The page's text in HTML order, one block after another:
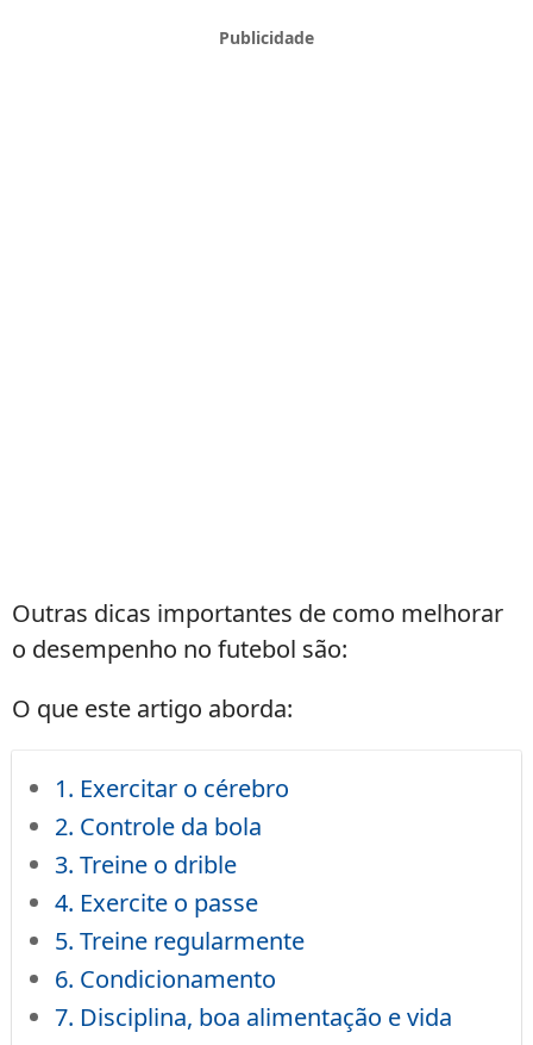
Outras dicas importantes de como melhorar
o desempenho no futebol são:
O que este artigo aborda:
1. Exercitar o cérebro
2. Controle da bola
3. Treine o drible
4. Exercite o passe
5. Treine regularmente
6. Condicionamento
7. Disciplina, boa alimentação e vida